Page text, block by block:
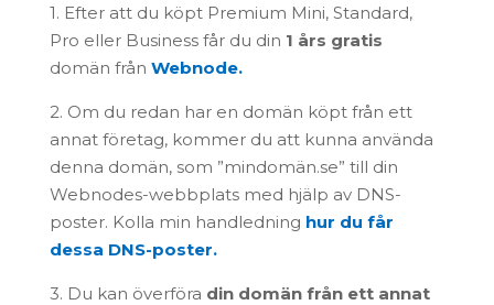
1. Efter att du köpt Premium Mini, Standard,
Pro eller Business får du din 1 års gratis
domän från Webnode.
2. Om du redan har en domän köpt från ett
annat företag, kommer du att kunna använda
denna domän, som ”mindomän.se” till din
Webnodes-webbplats med hjälp av DNS-
poster. Kolla min handledning hur du får
dessa DNS-poster.
3. Du kan överföra din domän från ett annat